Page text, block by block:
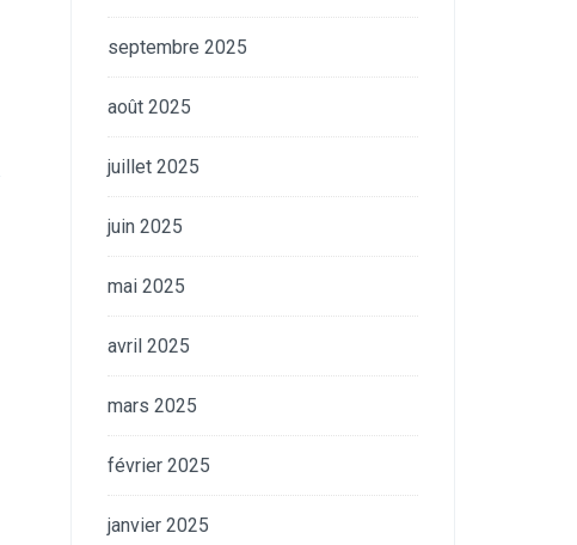
septembre 2025
août 2025
juillet 2025
juin 2025
mai 2025
avril 2025
mars 2025
février 2025
janvier 2025